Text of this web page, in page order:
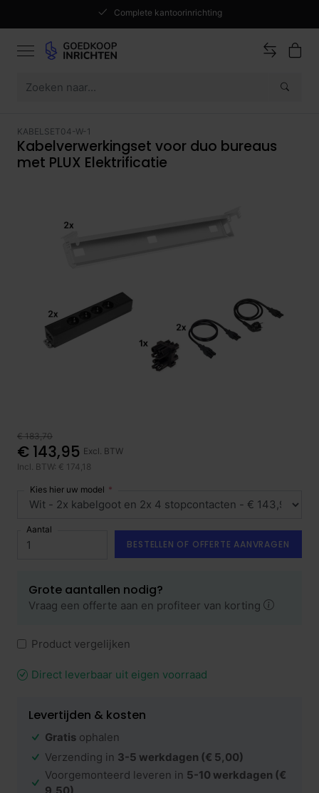
Complete kantoorinrichting
KABELSET04-W-1
Kabelverwerkingset voor duo bureaus
met PLUX Elektrificatie
€ 183,70
€ 143,95 Excl. BTW
Incl. BTW: € 174,18
Kies hier uw model
Aantal
BESTELLEN OF OFFERTE AANVRAGEN
Grote aantallen nodig?
Vraag een offerte aan en profiteer van korting
Product vergelijken
Direct leverbaar uit eigen voorraad
Levertijden & kosten
Gratis ophalen
Verzending in 3-5 werkdagen (€ 5,00)
Voorgemonteerd leveren in 5-10 werkdagen (€
9,50)